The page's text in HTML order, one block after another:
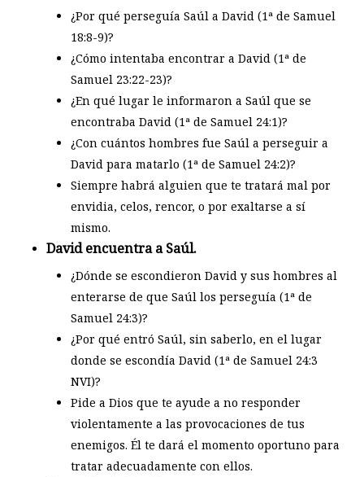
¿Por qué perseguía Saúl a David (1ª de Samuel
18:8-9)?
¿Cómo intentaba encontrar a David (1ª de
Samuel 23:22-23)?
¿En qué lugar le informaron a Saúl que se
encontraba David (1ª de Samuel 24:1)?
¿Con cuántos hombres fue Saúl a perseguir a
David para matarlo (1ª de Samuel 24:2)?
Siempre habrá alguien que te tratará mal por
envidia, celos, rencor, o por exaltarse a sí
mismo.
David encuentra a Saúl.
¿Dónde se escondieron David y sus hombres al
enterarse de que Saúl los perseguía (1ª de
Samuel 24:3)?
¿Por qué entró Saúl, sin saberlo, en el lugar
donde se escondía David (1ª de Samuel 24:3
NVI)?
Pide a Dios que te ayude a no responder
violentamente a las provocaciones de tus
enemigos. Él te dará el momento oportuno para
tratar adecuadamente con ellos.